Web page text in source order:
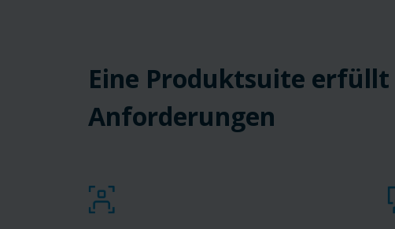
Eine Produktsuite
Anforderungen